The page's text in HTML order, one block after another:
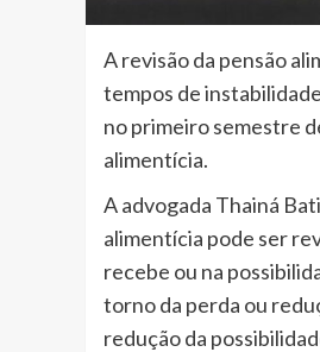
A revisão da pensão
tempos de
no primeiro semestre
alimentícia.
A advogada Thainá
alimentícia pode ser
recebe ou na
torno da perda ou
redução da